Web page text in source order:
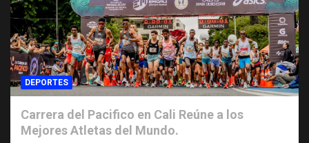
DEPORTES
Carrera del Pacifico en Cali Reúne a los
Mejores Atletas del Mundo.